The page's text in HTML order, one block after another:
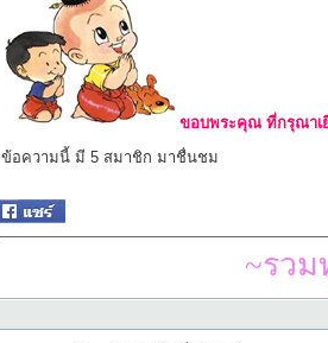
ขอบพระคุณ ที่กรุณาเ
ข้อความนี้ มี 5 สมาชิก มาชื่นชม
~รวม